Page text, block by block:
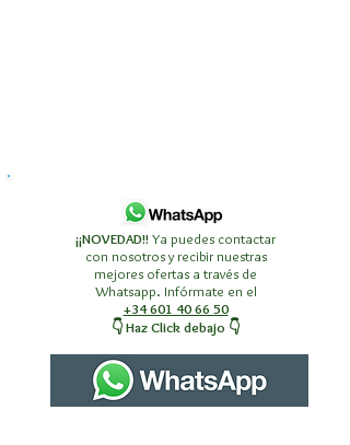
¡¡NOVEDAD!!Ya puedes contactar
con nosotros y recibir nuestras
mejores ofertas a través de
Whatsapp. Infórmate en el
+34 601 40 66 50
👇 Haz Click debajo 👇